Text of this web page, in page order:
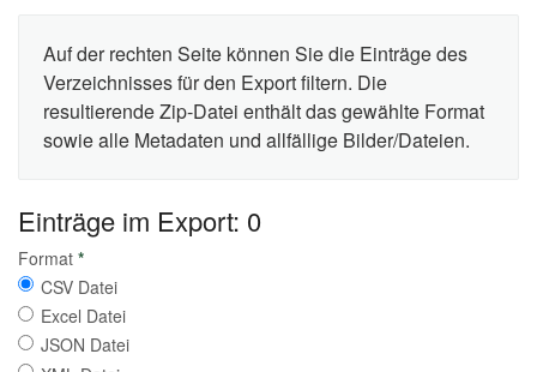
Auf der rechten Seite können Sie die Einträge des
Verzeichnisses für den Export filtern. Die
resultierende Zip-Datei enthält das gewählte Format
sowie alle Metadaten und allfällige Bilder/Dateien.
Einträge im Export: 0
Format *
CSV Datei
Excel Datei
JSON Datei